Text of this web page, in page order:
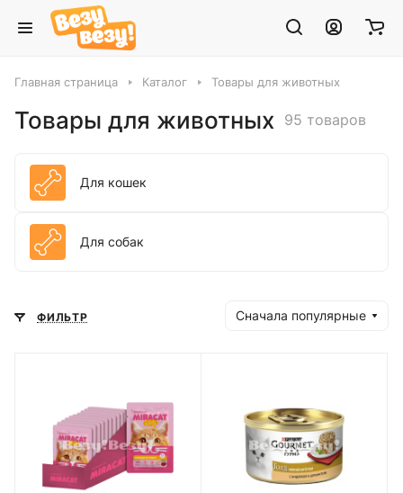
Главная страница Каталог Товары для животных
Товары для животных 95 товаров
Для кошек
Для собак
ФИЛЬТР Сначала популярные